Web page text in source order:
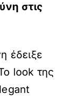
στις
έδειξε
look της